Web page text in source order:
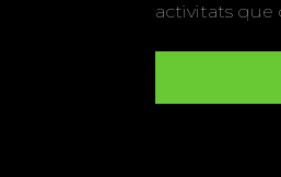
activitats que